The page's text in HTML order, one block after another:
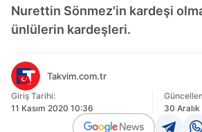
Nurettin Sönmez'in kardeşi
ünlülerin kardeşleri.
Takvim.com.tr
Giriş Tarihi:
11 Kasım 2020 10:36
30